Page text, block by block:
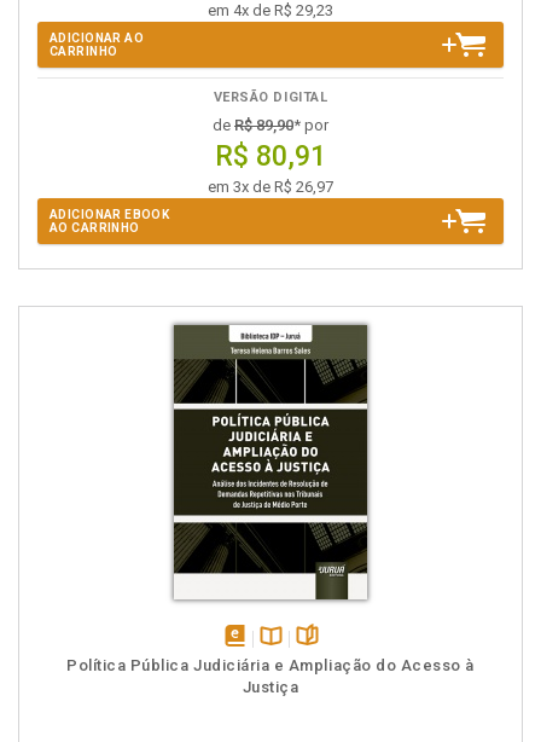
em 4x de R$ 29,23
ADICIONAR AO
CARRINHO
VERSÃO DIGITAL
de R$ 89,90* por
R$ 80,91
em 3x de R$ 26,97
ADICIONAR EBOOK
AO CARRINHO
disponívelDisponível
na
páginas
Política Pública Judiciária e Ampliação do Acesso à
Justiça